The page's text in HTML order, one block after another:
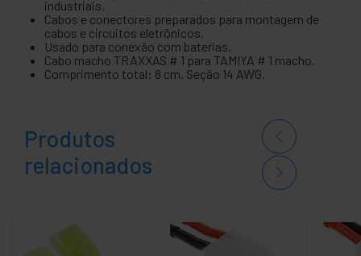
industriais.
Cabos e conectores preparados para montagem de
cabos e circuitos eletrônicos.
Usado para conexão com baterias.
Cabo macho TRAXXAS # 1 para TAMIYA # 1 macho.
Comprimento total: 8 cm. Seção 14 AWG.
Produtos
relacionados